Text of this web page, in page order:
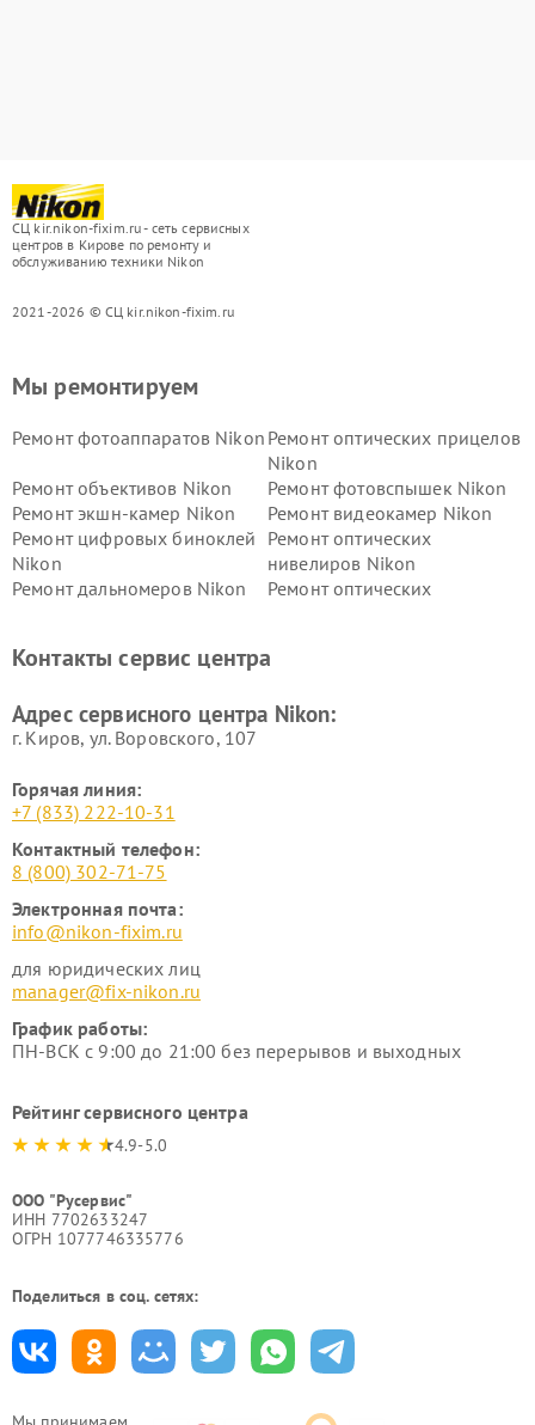
СЦ kir.nikon-fixim.ru - сеть сервисных
центров в Кирове по ремонту и
обслуживанию техники Nikon
2021-2026 © СЦ kir.nikon-fixim.ru
Мы ремонтируем
Ремонт фотоаппаратов Nikon Ремонт оптических прицелов
Nikon
Ремонт объективов Nikon
Ремонт фотовспышек Nikon
Ремонт экшн-камер Nikon
Ремонт видеокамер Nikon
Ремонт цифровых биноклей
Nikon
Ремонт оптических
нивелиров Nikon
Ремонт дальномеров Nikon
Ремонт оптических
Контакты сервис центра
Адрес сервисного центра Nikon:
г. Киров, ул. Воровского, 107
Горячая линия:
+7 (833) 222-10-31
Контактный телефон:
8 (800) 302-71-75
Электронная почта:
info@nikon-fixim.ru
для юридических лиц
manager@fix-nikon.ru
График работы:
ПН-ВСК с 9:00 до 21:00 без перерывов и выходных
Рейтинг сервисного центра
4.9-5.0
ООО "Русервис"
ИНН 7702633247
ОГРН 1077746335776
Поделиться в соц. сетях: